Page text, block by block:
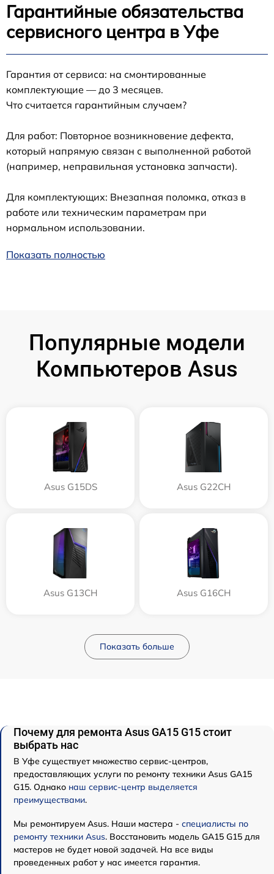
Гарантийные обязательства
сервисного центра в Уфе
Гарантия от сервиса: на смонтированные
комплектующие — до 3 месяцев.
Что считается гарантийным случаем?
Для работ: Повторное возникновение дефекта,
который напрямую связан с выполненной работой
(например, неправильная установка запчасти).
Для комплектующих: Внезапная поломка, отказ в
работе или техническим параметрам при
нормальном использовании.
Показать полностью
Популярные модели
Компьютеров Asus
Asus G15DS Asus G22CH
Asus G13CH Asus G16CH
Показать больше
Почему для ремонта Asus GA15 G15 стоит
выбрать нас
В Уфе существует множество сервис-центров,
предоставляющих услуги по ремонту техники Asus GA15
G15. Однако наш сервис-центр выделяется
преимуществами.
Мы ремонтируем Asus. Наши мастера - специалисты по
ремонту техники Asus. Восстановить модель GA15 G15 для
мастеров не будет новой задачей. На все виды
проведенных работ у нас имеется гарантия.